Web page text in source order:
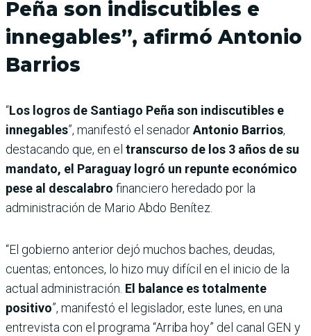
Peña son indiscutibles e
innegables”, afirmó Antonio
Barrios
“Los logros de Santiago Peña son indiscutibles e
innegables”, manifestó el senadorAntonio Barrios,
destacando que, en el transcurso de los 3 años de su
mandato, el Paraguay logró un repunte económico
pese al descalabro financiero heredado por la
administración de Mario Abdo Benítez.
“El gobierno anterior dejó muchos baches, deudas,
cuentas; entonces, lo hizo muy difícil en el inicio de la
actual administración. El balance es totalmente
positivo”, manifestó el legislador, este lunes, en una
entrevista con el programa “Arriba hoy” del canal GEN y